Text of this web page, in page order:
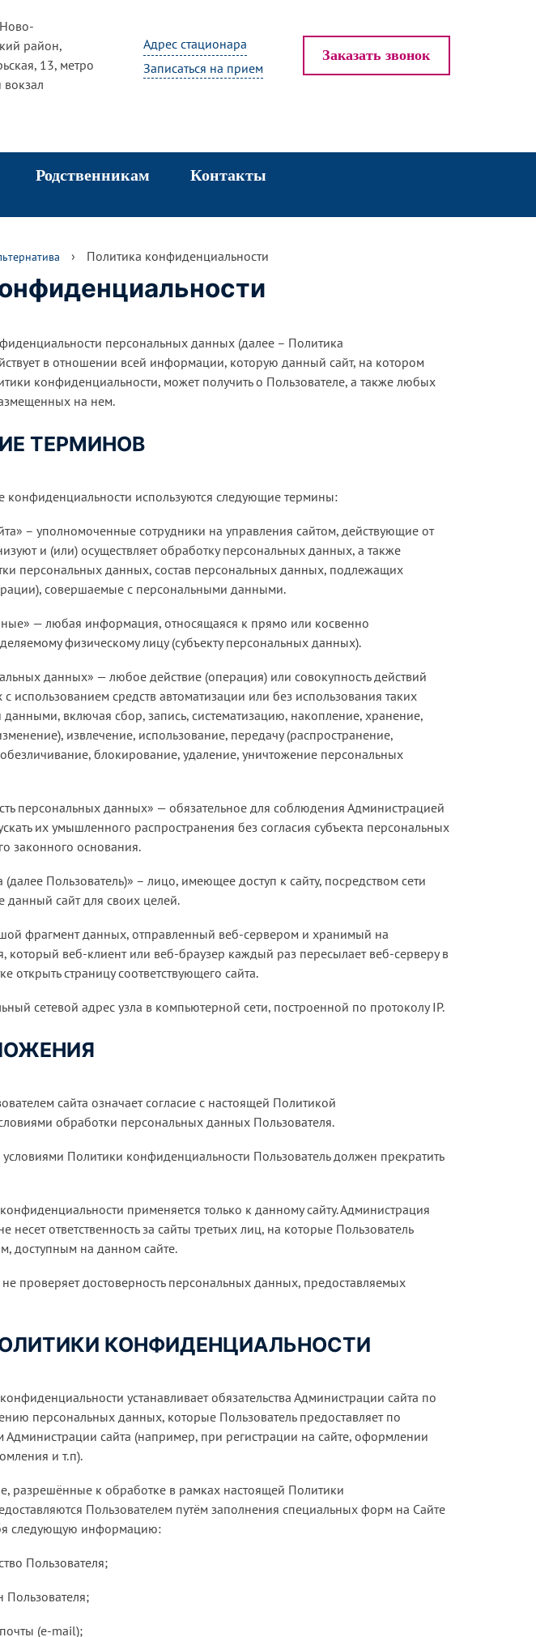
Ново-
район,
13, метро
Адрес стационара
Записаться на прием
Заказать звонок
Родственникам Контакты
› Политика конфиденциальности
персональных данных (далее – Политика
в отношении всей информации, которую данный сайт, на котором
конфиденциальности, может получить о Пользователе, а также любых
на нем.
ТЕРМИНОВ
конфиденциальности используются следующие термины:
– уполномоченные сотрудники на управления сайтом, действующие от
и (или) осуществляет обработку персональных данных, а также
персональных данных, состав персональных данных, подлежащих
совершаемые с персональными данными.
— любая информация, относящаяся к прямо или косвенно
физическому лицу (субъекту персональных данных).
данных» — любое действие (операция) или совокупность действий
использованием средств автоматизации или без использования таких
включая сбор, запись, систематизацию, накопление, хранение,
извлечение, использование, передачу (распространение,
блокирование, удаление, уничтожение персональных
персональных данных» — обязательное для соблюдения Администрацией
их умышленного распространения без согласия субъекта персональных
законного основания.
(далее Пользователь)» – лицо, имеющее доступ к сайту, посредством сети
данный сайт для своих целей.
фрагмент данных, отправленный веб-сервером и хранимый на
который веб-клиент или веб-браузер каждый раз пересылает веб-серверу в
открыть страницу соответствующего сайта.
сетевой адрес узла в компьютерной сети, построенной по протоколу IP.
сайта означает согласие с настоящей Политикой
обработки персональных данных Пользователя.
условиями Политики конфиденциальности Пользователь должен прекратить
применяется только к данному сайту. Администрация
несет ответственность за сайты третьих лиц, на которые Пользователь
доступным на данном сайте.
проверяет достоверность персональных данных, предоставляемых
КОНФИДЕНЦИАЛЬНОСТИ
устанавливает обязательства Администрации сайта по
персональных данных, которые Пользователь предоставляет по
сайта (например, при регистрации на сайте, оформлении
и т.п).
разрешённые к обработке в рамках настоящей Политики
Пользователем путём заполнения специальных форм на Сайте
следующую информацию:
Пользователя;
Пользователя;
(e-mail);